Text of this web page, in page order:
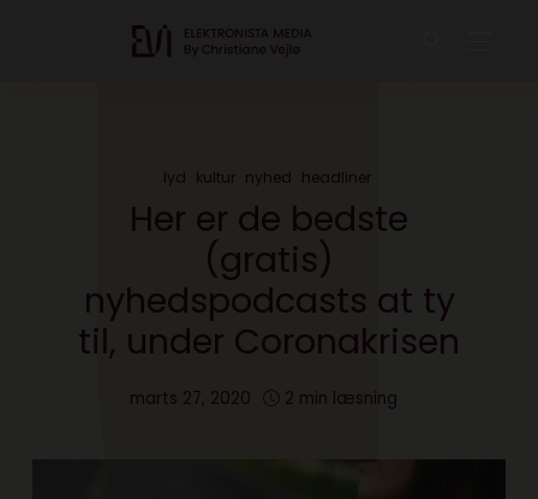
lyd kultur nyhed headliner
Her er de bedste
(gratis)
nyhedspodcasts at ty
til, under Coronakrisen
marts 27, 2020 2 min læsning